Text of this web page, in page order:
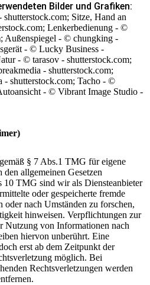
Bilder und Grafiken:
Sitze, Hand an
Lenkerbedienung - ©
Außenspiegel - © chungking -
- © Lucky Business -
- © tarasov - shutterstock.com;
- shutterstock.com;
shutterstock.com; Tacho - ©
- © Vibrant Image Studio -
§ 7 Abs.1 TMG für eigene
den allgemeinen Gesetzen
TMG sind wir als Diensteanbieter
oder gespeicherte fremde
nach Umständen zu forschen,
hinweisen. Verpflichtungen zur
Nutzung von Informationen nach
hiervon unberührt. Eine
erst ab dem Zeitpunkt der
möglich. Bei
Rechtsverletzungen werden